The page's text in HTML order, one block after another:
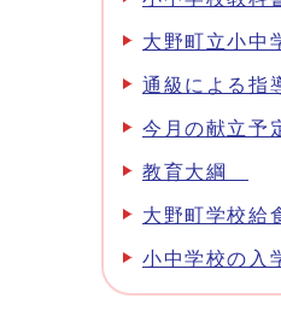
大野町立小中
通級による指
今月の献立予
教育大綱
大野町学校給
小中学校の入